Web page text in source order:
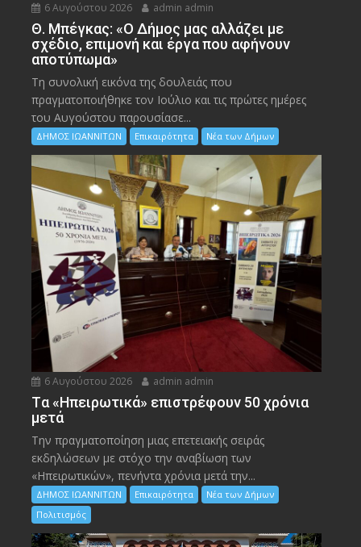
6 Αυγούστου 2026 admin admin
Θ. Μπέγκας: «Ο Δήμος μας αλλάζει με
σχέδιο, επιμονή και έργα που αφήνουν
αποτύπωμα»
Τη συνολική εικόνα της δουλειάς που
πραγματοποιήθηκε τον Ιούλιο και τις πρώτες ημέρες
του Αυγούστου παρουσίασε...
ΔΗΜΟΣ ΙΩΑΝΝΙΤΩΝ Επικαιρότητα Νέα των Δήμων
6 Αυγούστου 2026 admin admin
Tα «Ηπειρωτικά» επιστρέφουν 50 χρόνια
μετά
Την πραγματοποίηση μιας επετειακής σειράς
εκδηλώσεων με στόχο την αναβίωση των
«Ηπειρωτικών», πενήντα χρόνια μετά την...
ΔΗΜΟΣ ΙΩΑΝΝΙΤΩΝ Επικαιρότητα
Νέα των Δήμων
Πολιτισμός